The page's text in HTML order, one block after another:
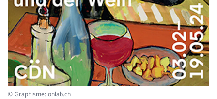
© Graphisme: onlab.ch